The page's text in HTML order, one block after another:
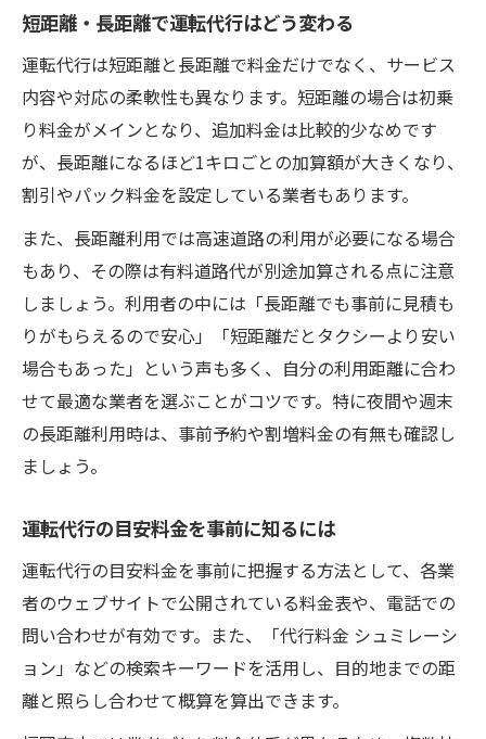
短距離・長距離で運転代行はどう変わる
運転代行は短距離と長距離で料金だけでなく、サービス
内容や対応の柔軟性も異なります。短距離の場合は初乗
り料金がメインとなり、追加料金は比較的少なめです
が、長距離になるほど1キロごとの加算額が大きくなり、
割引やパック料金を設定している業者もあります。
また、長距離利用では高速道路の利用が必要になる場合
もあり、その際は有料道路代が別途加算される点に注意
しましょう。利用者の中には「長距離でも事前に見積も
りがもらえるので安心」「短距離だとタクシーより安い
場合もあった」という声も多く、自分の利用距離に合わ
せて最適な業者を選ぶことがコツです。特に夜間や週末
の長距離利用時は、事前予約や割増料金の有無も確認し
ましょう。
運転代行の目安料金を事前に知るには
運転代行の目安料金を事前に把握する方法として、各業
者のウェブサイトで公開されている料金表や、電話での
問い合わせが有効です。また、「代行料金 シュミレーシ
ョン」などの検索キーワードを活用し、目的地までの距
離と照らし合わせて概算を算出できます。